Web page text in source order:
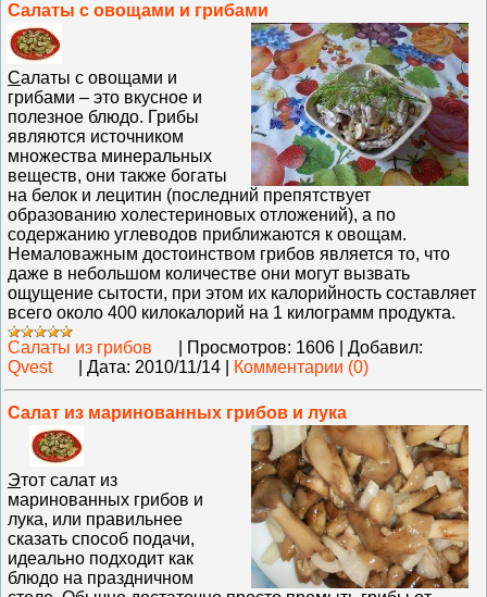
Салаты с овощами и грибами
Салаты с овощами и
грибами – это вкусное и
полезное блюдо. Грибы
являются источником
множества минеральных
веществ, они также богаты
на белок и лецитин (последний препятствует
образованию холестериновых отложений), а по
содержанию углеводов приближаются к овощам.
Немаловажным достоинством грибов является то, что
даже в небольшом количестве они могут вызвать
ощущение сытости, при этом их калорийность составляет
всего около 400 килокалорий на 1 килограмм продукта.
Салаты из грибов
Просмотров: 1606
Добавил:
Qvest
Дата: 2010/11/14 Комментарии (0)
Салат из маринованных грибов и лука
Этот салат из
маринованных грибов и
лука, или правильнее
сказать способ подачи,
идеально подходит как
блюдо на праздничном